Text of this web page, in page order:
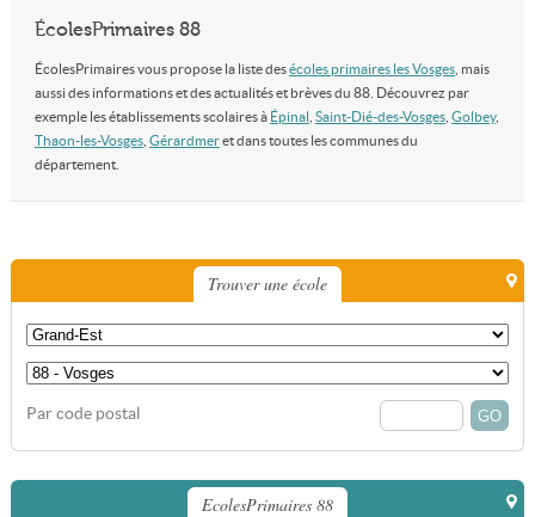
ÉcolesPrimaires 88
ÉcolesPrimaires vous propose la liste desécoles primaires les Vosges, mais
aussi des informations et des actualités et brèves du 88. Découvrez par
exemple les établissements scolaires à Épinal Saint-Dié-des-Vosges, Golbey,
Thaon-les-Vosges, Gérardmeret dans toutes les communes du
département.
Trouver une école
Par code postal
EcolesPrimaires 88